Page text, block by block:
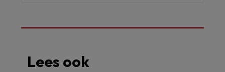
Lees ook